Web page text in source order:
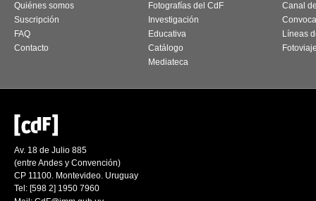
Quiénes somos
Suscripción
FAQ
Contacto
Fotografías del CdF
Investigación
Educativa
Catálogo
Mediateca
Canal
Líneas
Av. 18 de Julio 885
(entre Andes y Convención)
CP 11100. Montevideo. Uruguay
Tel: [598 2] 1950 7960